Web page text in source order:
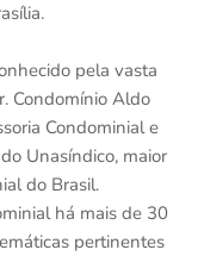
pela vasta
Condomínio Aldo
Condominial e
Unasíndico, maior
do Brasil.
há mais de 30
pertinentes